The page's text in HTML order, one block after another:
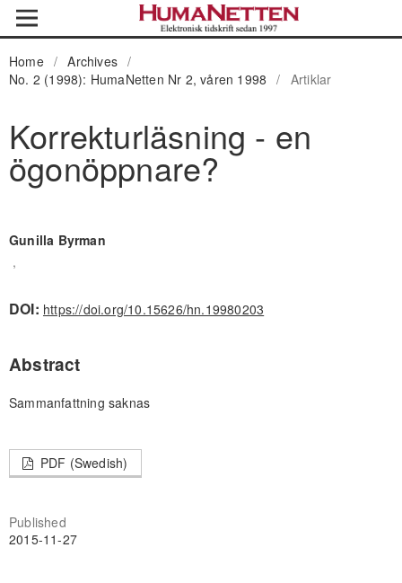
Home / Archives /
No. 2 (1998): HumaNetten Nr 2, våren 1998
/ Artiklar
Korrekturläsning - en
ögonöppnare?
Gunilla Byrman
,
DOI: https://doi.org/10.15626/hn.19980203
Abstract
Sammanfattning saknas
PDF (Swedish)
Published
2015-11-27